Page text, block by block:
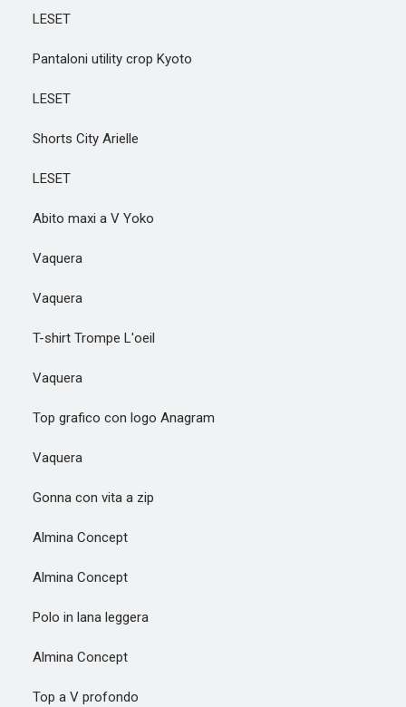
LESET
Pantaloni utility crop Kyoto
LESET
Shorts City Arielle
LESET
Abito maxi a V Yoko
Vaquera
Vaquera
T-shirt Trompe L'oeil
Vaquera
Top grafico con logo Anagram
Vaquera
Gonna con vita a zip
Almina Concept
Almina Concept
Polo in lana leggera
Almina Concept
Top a V profondo